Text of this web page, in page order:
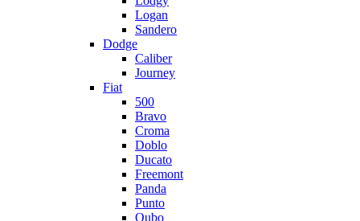
Logan
Sandero
Dodge
Caliber
Journey
Fiat
500
Bravo
Croma
Doblo
Ducato
Freemont
Panda
Punto
Qubo